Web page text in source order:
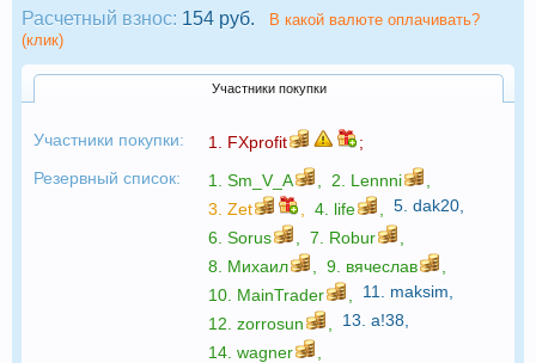
Расчетный взнос: 154 руб.
В какой валюте оплачивать?
(клик)
Участники покупки
Участники покупки: 1. FXprofit
;
Резервный список:
1. Sm_V_A 2. Lennni
3. Zet 4. life 5. dak20
6. Sorus 7. Robur
8. Михаил 9. вячеслав
10. MainTrader 11. maksim
12. zorrosun 13. a!38
14. wagner